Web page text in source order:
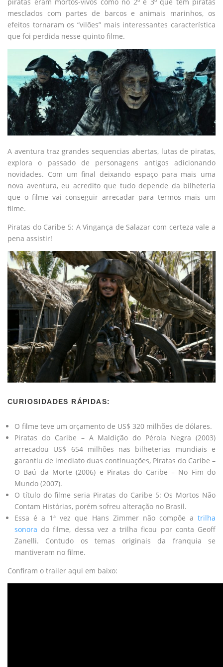
mesclados com partes de barcos e animais marinhos, os
efeitos tornaram os “vilões” mais interessantes característica
que foi perdida nesse quinto filme.
A aventura traz grandes sequencias abertas, lutas de piratas,
explora o passado de personagens antigos adicionando
novidades. Com um final deixando espaço para mais uma
nova aventura, eu acredito que tudo depende da bilheteria
que o filme vai conseguir arrecadar para termos mais um
filme.
Piratas do Caribe 5: A Vingança de Salazar com certeza vale a
pena assistir!
CURIOSIDADES RÁPIDAS:
O filme teve um orçamento de US$ 320 milhões de dólares.
Piratas do Caribe – A Maldição do Pérola Negra (2003)
arrecadou US$ 654 milhões nas bilheterias mundiais e
garantiu de imediato duas continuações, Piratas do Caribe –
O Baú da Morte (2006) e Piratas do Caribe – No Fim do
Mundo (2007).
O título do filme seria Piratas do Caribe 5: Os Mortos Não
Contam Histórias, porém sofreu alteração no Brasil.
Essa é a 1ª vez que Hans Zimmer não compõe a trilha
sonora do filme, dessa vez a trilha ficou por conta Geoff
Zanelli. Contudo os temas originais da franquia se
mantiveram no filme.
Confiram o trailer aqui em baixo: